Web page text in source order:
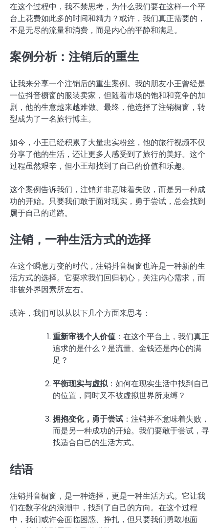
在这个过程中，我不禁思考，为什么我们要在这样一个平
台上花费如此多的时间和精力？或许，我们真正需要的，
不是无尽的流量和消费，而是内心的平静和满足。
案例分析：注销后的重生
让我来分享一个注销后的重生案例。我的朋友小王曾经是
一位抖音橱窗的服装卖家，但随着市场的饱和和竞争的加
剧，他的生意越来越难做。最终，他选择了注销橱窗，转
型成为了一名旅行博主。
如今，小王已经积累了大量忠实粉丝，他的旅行视频不仅
分享了他的生活，还让更多人感受到了旅行的美好。这个
过程虽然艰辛，但小王却找到了自己的价值和乐趣。
这个案例告诉我们，注销并非意味着失败，而是另一种成
功的开始。只要我们敢于面对现实，勇于尝试，总会找到
属于自己的道路。
注销，一种生活方式的选择
在这个瞬息万变的时代，注销抖音橱窗也许是一种新的生
活方式的选择。它要求我们回归初心，关注内心需求，而
非被外界因素所左右。
或许，我们可以从以下几个方面来思考：
重新审视个人价值：在这个平台上，我们真正
追求的是什么？是流量、金钱还是内心的满
足？
平衡现实与虚拟：如何在现实生活中找到自己
的位置，同时又不被虚拟世界所束缚？
拥抱变化，勇于尝试 ：注销并不意味着失败，
而是另一种成功的开始。我们要敢于尝试，寻
找适合自己的生活方式。
结语
注销抖音橱窗，是一种选择，更是一种生活方式。它让我
们在数字化的浪潮中，找到了自己的方向。在这个过程
中，我们或许会面临困惑、挣扎，但只要我们勇敢地面